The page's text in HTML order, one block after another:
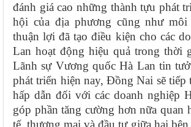
đánh giá cao những thành tựu phát
hội của địa phương cũng như
thuận lợi đã tạo điều kiện cho các
Lan hoạt động hiệu quả trong thời
Lãnh sự Vương quốc Hà Lan tin
phát triển hiện nay, Đồng Nai sẽ tiếp
hấp dẫn đối với các doanh nghiệp
góp phần tăng cường hơn nữa quan
tế, thương mại và đầu tư giữa hai